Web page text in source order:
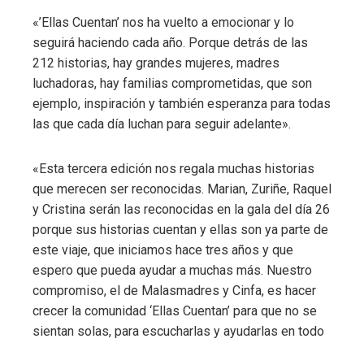
«’Ellas Cuentan’ nos ha vuelto a emocionar y lo
seguirá haciendo cada año. Porque detrás de las
212 historias, hay grandes mujeres, madres
luchadoras, hay familias comprometidas, que son
ejemplo, inspiración y también esperanza para todas
las que cada día luchan para seguir adelante».
«Esta tercera edición nos regala muchas historias
que merecen ser reconocidas. Marian, Zuriñe, Raquel
y Cristina serán las reconocidas en la gala del día 26
porque sus historias cuentan y ellas son ya parte de
este viaje, que iniciamos hace tres años y que
espero que pueda ayudar a muchas más. Nuestro
compromiso, el de Malasmadres y Cinfa, es hacer
crecer la comunidad ‘Ellas Cuentan’ para que no se
sientan solas, para escucharlas y ayudarlas en todo